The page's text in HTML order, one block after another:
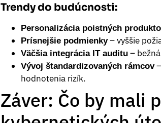
Trendy do budúcnosti:
Personalizácia poistných
Prísnejšie podmienky– vyššie
Väčšia integrácia IT auditu–
Vývoj štandardizovaných rámcov–
hodnotenia rizík.
Záver: Čo by mali